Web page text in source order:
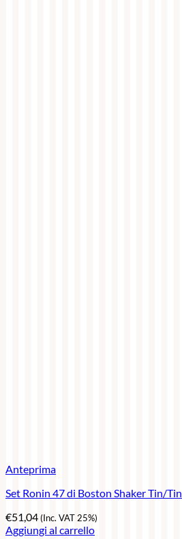
Anteprima
Set Ronin 47 di Boston Shaker Tin/Tin
€51,04(Inc. VAT 25%)
Aggiungi al carrello